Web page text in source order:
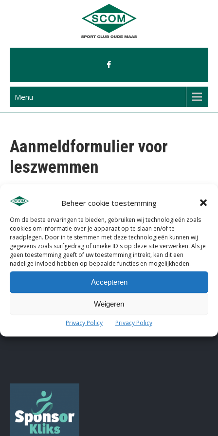
Beheer cookie toestemming
Om de beste ervaringen te bieden, gebruiken wij technologieën zoals
cookies om informatie over je apparaat op te slaan en/of te
raadplegen. Door in te stemmen met deze technologieën kunnen wij
gegevens zoals surfgedrag of unieke ID's op deze site verwerken. Als je
geen toestemming geeft of uw toestemming intrekt, kan dit een
nadelige invloed hebben op bepaalde functies en mogelijkheden.
Accepteren
Weigeren
Privacy Policy Privacy Policy
Menu
Aanmeldformulier voor
leszwemmen